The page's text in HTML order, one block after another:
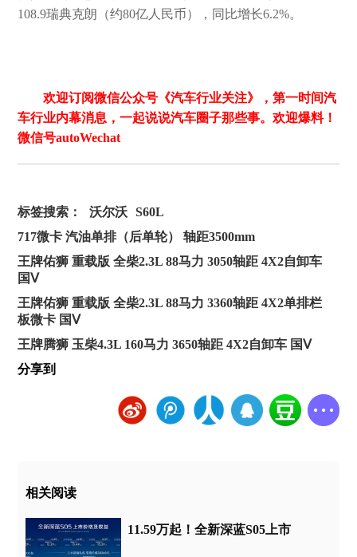
108.9瑞典克朗（约80亿人民币），同比增长6.2%。
欢迎订阅微信公众号《汽车行业关注》，第一时间汽
车行业内幕消息，一起说说汽车圈子那些事。欢迎爆料！
微信号autoWechat
标签搜索： 沃尔沃
S60L
717微卡 汽油单排（后单轮） 轴距3500mm
王牌佑狮 重载版 全柴2.3L 88马力 3050轴距 4X2自卸车
国Ⅴ
王牌佑狮 重载版 全柴2.3L 88马力 3360轴距 4X2单排栏
板微卡 国Ⅴ
王牌腾狮 玉柴4.3L 160马力 3650轴距 4X2自卸车 国Ⅴ
分享到
相关阅读
11.59万起！全新深蓝S05上市